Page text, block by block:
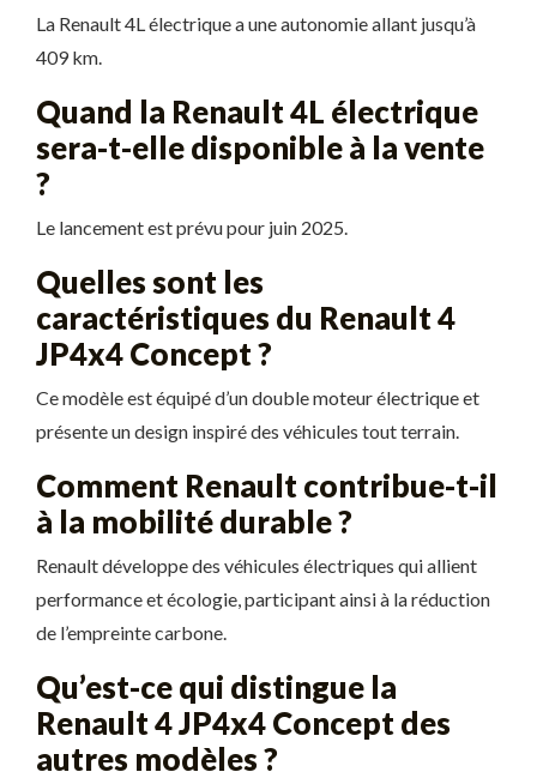
La Renault 4L électrique a une autonomie allant jusqu’à
409 km.
Quand la Renault 4L électrique
sera-t-elle disponible à la vente
?
Le lancement est prévu pour juin 2025.
Quelles sont les
caractéristiques du Renault 4
JP4x4 Concept ?
Ce modèle est équipé d’un double moteur électrique et
présente un design inspiré des véhicules tout terrain.
Comment Renault contribue-t-il
à la mobilité durable ?
Renault développe des véhicules électriques qui allient
performance et écologie, participant ainsi à la réduction
de l’empreinte carbone.
Qu’est-ce qui distingue la
Renault 4 JP4x4 Concept des
autres modèles ?